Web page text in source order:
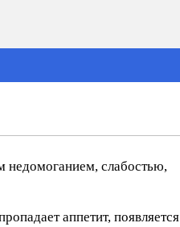
недомоганием, слабостью,
аппетит, появляется